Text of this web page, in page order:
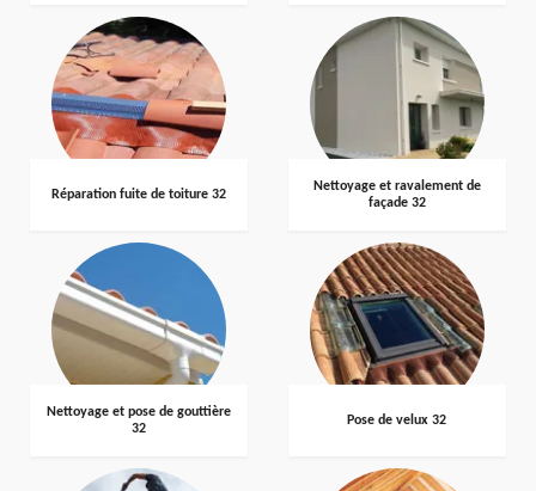
Réparation fuite de toiture 32
Nettoyage et ravalement de
façade 32
Nettoyage et pose de gouttière
32
Pose de velux 32